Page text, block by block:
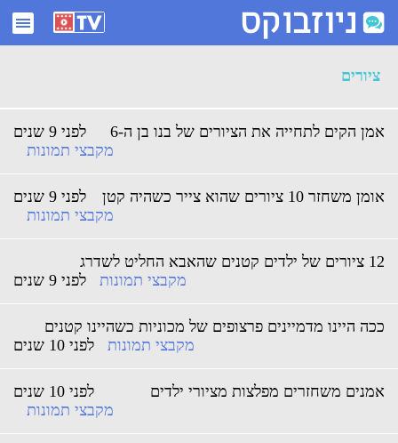
ארכיון ציורים - ניוזבוקס
ציורים
אמן הקים לתחייה את הציורים של בנו בן ה-6
לפני 9 שנים
מקבצי תמונות
אומן משחזר 10 ציורים שהוא צייר כשהיה קטן
לפני 9 שנים
מקבצי תמונות
12 ציורים של ילדים קטנים שהאבא החליט לשדרג
לפני 9 שנים
מקבצי תמונות
ככה היינו מדמיינים פרצופים של מכוניות כשהיינו קטנים
לפני 10 שנים
מקבצי תמונות
אמנים משחזרים מפלצות מציורי ילדים
לפני 10 שנים
מקבצי תמונות